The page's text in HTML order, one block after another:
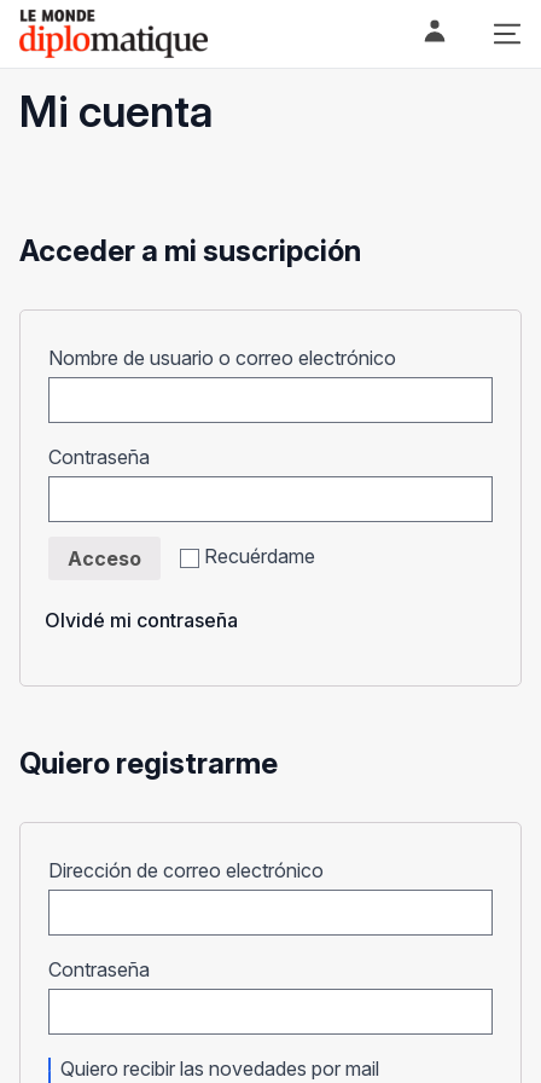
Skip
content
Le monde diplomatique
Mi cuenta
Acceder a mi suscripción
Nombre de usuario o correo electrónico
Contraseña
Recuérdame
Acceso
Olvidé mi contraseña
Quiero registrarme
Dirección de correo electrónico
Contraseña
Quiero recibir las novedades por mail